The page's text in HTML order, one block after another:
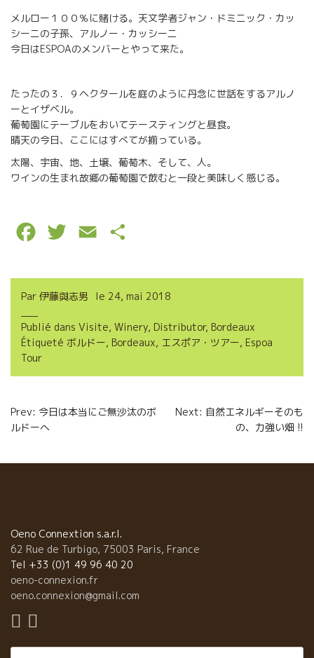
メルロー１００％に賭ける。天文学者ジャン・ドミニック・カッ
シーニの子孫、アルノー・カッシーニ
今日はESPOAのメンバーとやって来た。
たったの３．９ヘクタールを庭のように丹念に世話をするアルノ
ーとイザベル。
葡萄園にテーブルをおいてテースティングと昼食。
晴天の今日、ここにはすべてが揃っている。
太陽、宇宙、地、土壌、葡萄木、そして、人。
ワインの生まれ故郷の葡萄園で飲むと一段と美味しく感じる。
c
b
o
k
i
t
a
l
r
a
r
Par 伊藤與志男 le 24, mai 2018
Publié dans Visite, Winery, Distributor, Bordeaux
Étiqueté ボルドー, Bordeaux, エスポア・ツアー, Espoa
Tour
Navigation
de
l’article
Prev: 今日は本当にご無沙汰のボ
ルドーへ
Next: 自然エネルギーそのも
の、力強い畑 !!
Oeno Connextion s.a.r.l.
62 Rue de Turbigo, 75003 Paris, France
Tel +33 (0)1 49 96 40 20
oeno-connexion.fr
oeno.connexion@gmail.com